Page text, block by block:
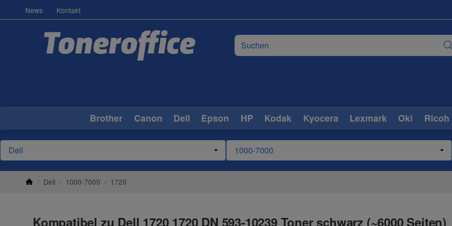
News Kontakt
Brother Canon Dell Epson HP Kodak Kyocera Lexmark Oki Ricoh
/ Dell / 1000-7000 / 1720
Kompatibel zu Dell 1720 1720 DN 593-10239 Toner schwarz (~6000 Seiten)